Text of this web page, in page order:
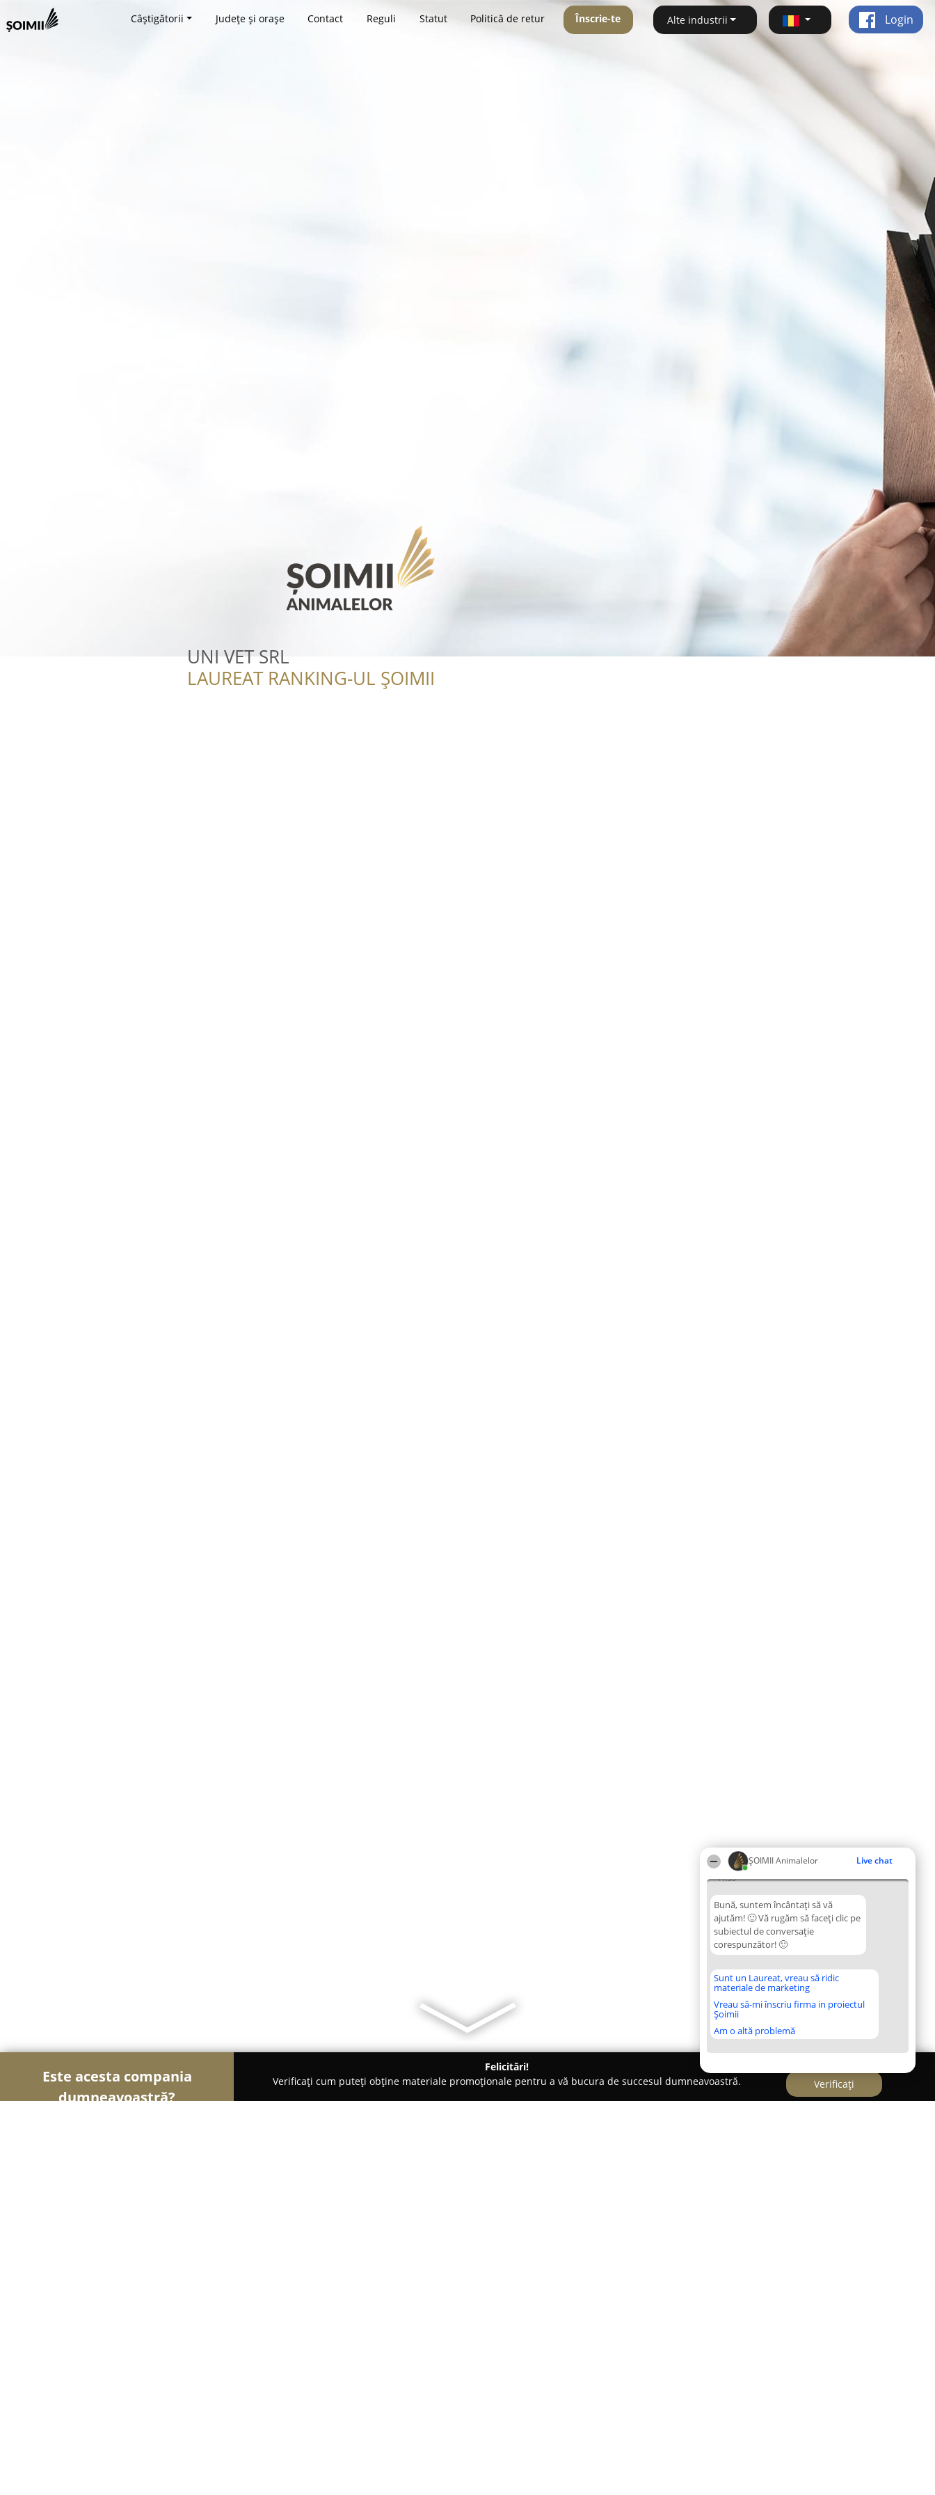
ŞOIMII Animalelor Live chat
11:55
Bună, suntem încântați să vă
ajutăm! 🙂 Vă rugăm să faceți clic pe
subiectul de conversație
corespunzător! 🙂
Sunt un Laureat, vreau să ridic
materiale de marketing
Vreau să-mi înscriu firma in proiectul
Șoimii
Am o altă problemă
Câștigătorii Județe și orașe Contact Reguli Statut Politică de retur Înscrie-te Alte industrii Login
UNI VET SRL
LAUREAT RANKING-UL ȘOIMII
Este acesta compania
dumneavoastră?
Felicitări!
Verificați cum puteți obține materiale promoționale pentru a vă bucura de succesul dumneavoastră.
Verificați